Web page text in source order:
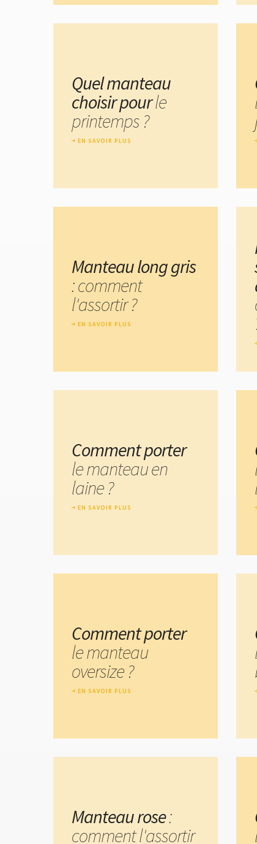
Quel manteau
choisir pourle
printemps ?
EN SAVOIR PLUS
Manteau long gris
: comment
l'assortir ?
EN SAVOIR PLUS
Comment porter
le manteau en
laine ?
EN SAVOIR PLUS
Comment porter
le manteau
oversize ?
EN SAVOIR PLUS
Manteau rose:
comment l'assortir